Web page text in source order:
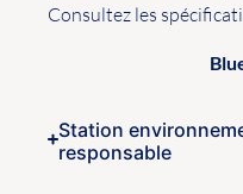
Consultez les
Station
responsable